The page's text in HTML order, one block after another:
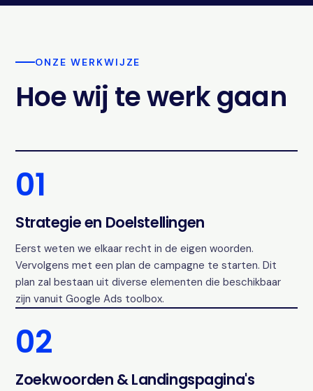
ONZE WERKWIJZE
Hoe wij te werk gaan
01
Strategie en Doelstellingen
Eerst weten we elkaar recht in de eigen woorden.
Vervolgens met een plan de campagne te starten. Dit
plan zal bestaan uit diverse elementen die beschikbaar
zijn vanuit Google Ads toolbox.
02
Zoekwoorden & Landingspagina's